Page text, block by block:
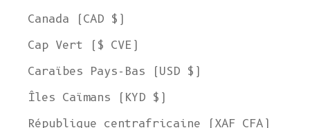
Canada (CAD $)
Cap Vert ($ CVE)
Caraïbes Pays-Bas (USD $)
Îles Caïmans (KYD $)
République centrafricaine (XAF CFA)